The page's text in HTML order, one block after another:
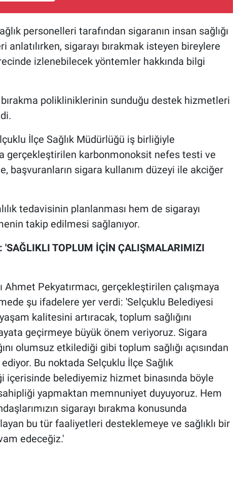
personelleri tarafından sigaranın insan sağlığı
sigarayı bırakmak isteyen bireylere
izlenebilecek yöntemler hakkında bilgi
bırakma polikliniklerinin sunduğu destek hizmetleri
İlçe Sağlık Müdürlüğü iş birliğiyle
gerçekleştirilen karbonmonoksit nefes testi ve
başvuranların sigara kullanım düzeyi ile akciğer
tedavisinin planlanması hem de sigarayı
takip edilmesi sağlanıyor.
'SAĞLIKLI TOPLUM İÇİN ÇALIŞMALARIMIZI
Ahmet Pekyatırmacı, gerçekleştirilen çalışmaya
şu ifadelere yer verdi: 'Selçuklu Belediyesi
kalitesini artıracak, toplum sağlığını
geçirmeye büyük önem veriyoruz. Sigara
olumsuz etkilediği gibi toplum sağlığı açısından
Bu noktada Selçuklu İlçe Sağlık
içerisinde belediyemiz hizmet binasında böyle
yapmaktan memnuniyet duyuyoruz. Hem
sigarayı bırakma konusunda
bu tür faaliyetleri desteklemeye ve sağlıklı bir
edeceğiz.'